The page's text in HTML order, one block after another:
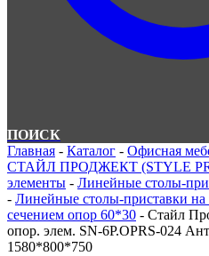
ПОИСК
Главная - Каталог - Офисная
СТАЙЛ ПРОДЖЕКТ (STYLE
элементы - Линейные столы-
- Линейные столы-приставки
сечением опор 60*30 - Стайл
опор. элем. SN-6P.OPRS-024
1580*800*750